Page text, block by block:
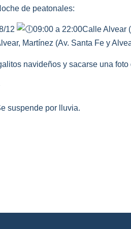
de peatonales:
12 09:00 a 22:00Calle Alvear
Martínez (Av. Santa Fe y
navideños y sacarse una
suspende por lluvia.